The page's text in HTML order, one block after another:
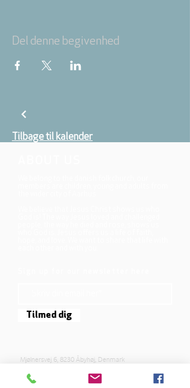
Del denne begivenhed
Tilbage til kalender
Tilmed dig
Mjølnersvej 6, 8230 Åbyhøj, Denmark
Tel: (+45)